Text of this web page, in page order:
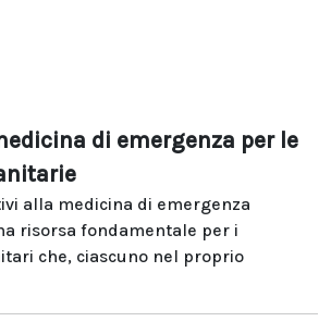
di emergenza per le
alla medicina di emergenza
risorsa fondamentale per i
che, ciascuno nel proprio